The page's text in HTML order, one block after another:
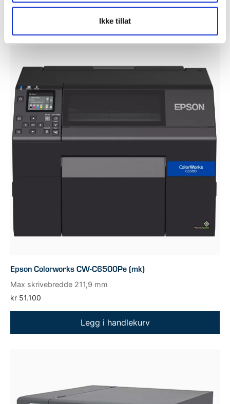
Ikke tillat
Legg i handlekurv
Epson Colorworks CW-C6500Pe (mk)
Max skrivebredde 211,9 mm
kr 51.100
Legg i handlekurv